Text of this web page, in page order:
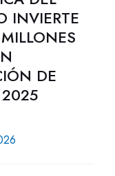
INVIERTE
DE